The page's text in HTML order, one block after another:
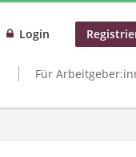
Login
Für